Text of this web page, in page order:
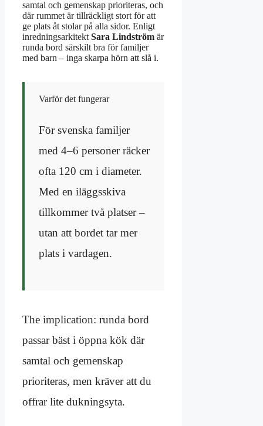
samtal och gemenskap prioriteras, och
där rummet är tillräckligt stort för att
ge plats åt stolar på alla sidor. Enligt
inredningsarkitekt Sara Lindström är
runda bord särskilt bra för familjer
med barn – inga skarpa hörn att slå i.
Varför det fungerar
För svenska familjer
med 4–6 personer räcker
ofta 120 cm i diameter.
Med en iläggsskiva
tillkommer två platser –
utan att bordet tar mer
plats i vardagen.
The implication: runda bord
passar bäst i öppna kök där
samtal och gemenskap
prioriteras, men kräver att du
offrar lite dukningsyta.